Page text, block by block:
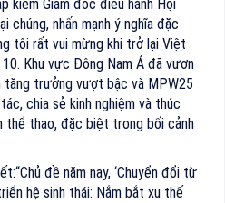
kiêm Giám đốc điều hành Hội
chúng, nhấn mạnh ý nghĩa đặc
tôi rất vui mừng khi trở lại Việt
Khu vực Đông Nam Á đã vươn
trưởng vượt bậc và MPW25
chia sẻ kinh nghiệm và thúc
thể thao, đặc biệt trong bối cảnh
đề năm nay, ‘Chuyển đổi từ
hệ sinh thái: Nắm bắt xu thế